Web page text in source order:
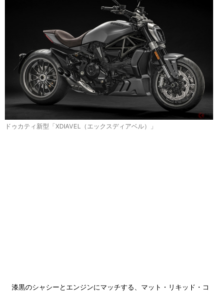
ドゥカティ新型「XDIAVEL（エックスディアベル）」
漆黒のシャシーとエンジンにマッチする、マット・リキッド・コ